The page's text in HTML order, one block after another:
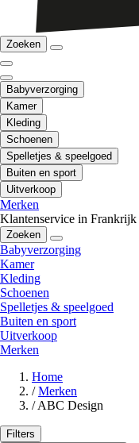
Zoeken
Babyverzorging
Kamer
Kleding
Schoenen
Spelletjes & speelgoed
Buiten en sport
Uitverkoop
Merken
Klantenservice in Frankrijk
Zoeken
Babyverzorging
Kamer
Kleding
Schoenen
Spelletjes & speelgoed
Buiten en sport
Uitverkoop
Merken
Home
/ Merken
/ ABC Design
Filters